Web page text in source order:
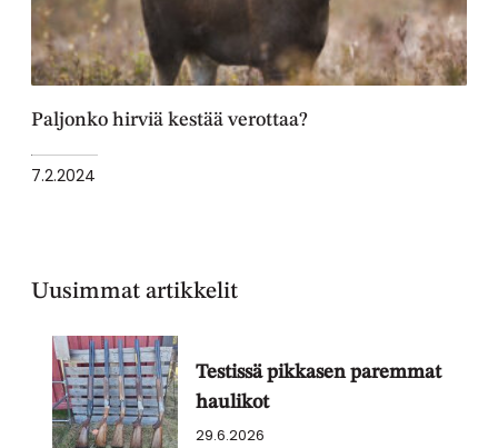
Paljonko hirviä kestää verottaa?
7.2.2024
Uusimmat artikkelit
Testissä pikkasen paremmat
haulikot
29.6.2026